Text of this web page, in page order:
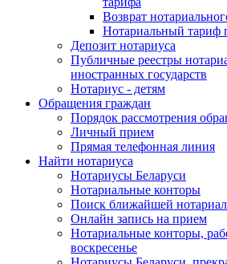
Возврат
Нотариальный
Депозит нотариуса
Публичные реестры
иностранных государств
Нотариус - детям
Обращения граждан
Порядок рассмотрения
Личный прием
Прямая телефонная линия
Найти нотариуса
Нотариусы Беларуси
Нотариальные конторы
Поиск ближайшей
Онлайн запись на прием
Нотариальные конторы,
воскресенье